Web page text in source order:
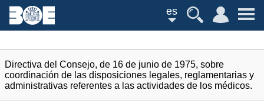
es
Directiva del Consejo, de 16 de junio de 1975, sobre
coordinación de las disposiciones legales, reglamentarias y
administrativas referentes a las actividades de los médicos.